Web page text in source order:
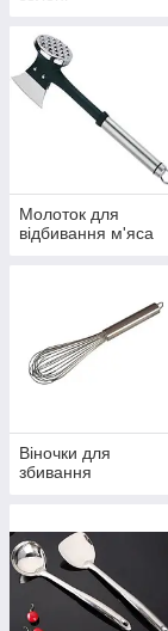
Молоток для
відбивання м'яса
Віночки для
збивання